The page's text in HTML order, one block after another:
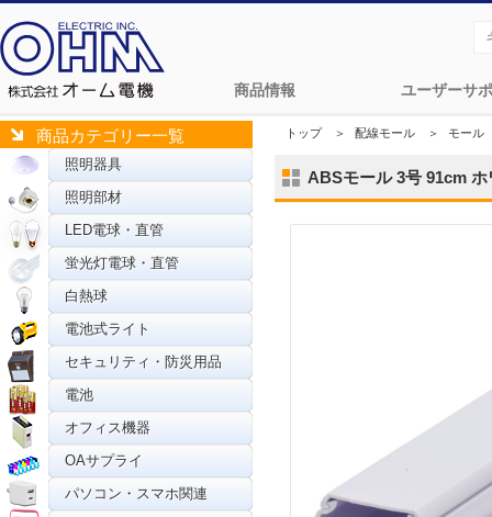
商品情報 ユーザーサ
商品カテゴリー一覧
照明器具
照明部材
LED電球・直管
蛍光灯電球・直管
白熱球
電池式ライト
セキュリティ・防災用品
電池
オフィス機器
OAサプライ
パソコン・スマホ関連
トップ＞ 配線モール ＞ モール
ABSモール 3号 91cm